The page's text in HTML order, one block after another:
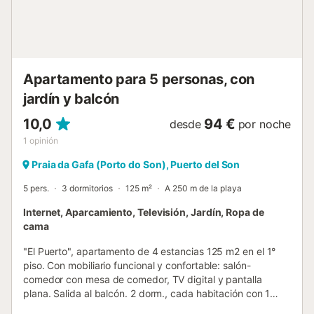
Apartamento para 5 personas, con
jardín y balcón
10,0
1 opinión
desde 94 € por noche
Praia da Gafa (Porto do Son), Puerto del Son
5 pers. 3 dormitorios 125 m² A 250 m de la playa
Internet, Aparcamiento, Televisión, Jardín, Ropa de
cama
"El Puerto", apartamento de 4 estancias 125 m2 en el 1°
piso. Con mobiliario funcional y confortable: salón-
comedor con mesa de comedor, TV digital y pantalla
plana. Salida al balcón. 2 dorm., cada habitación con 1